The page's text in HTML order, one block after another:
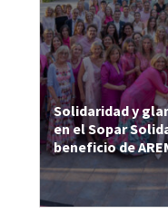
Solidaridad y
en el Sopar
beneficio de